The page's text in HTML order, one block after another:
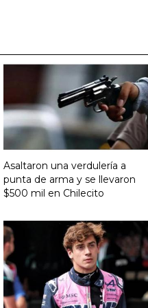
Asaltaron una verdulería a
punta de arma y se llevaron
$500 mil en Chilecito